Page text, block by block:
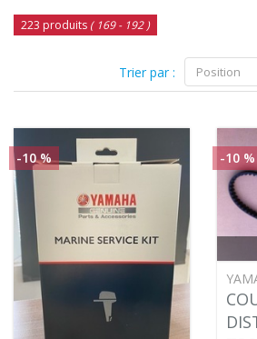
223 produits ( 169 - 192 )
Trier par : Position
-10 % -10 %